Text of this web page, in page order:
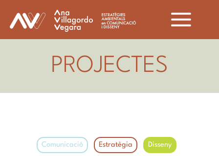
PROJECTES
Comunicació Estratègia Disseny